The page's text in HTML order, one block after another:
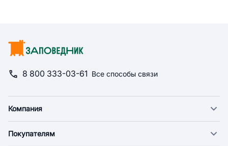
8 800 333-03-61 Все способы связи
Компания
Новости
Покупателям